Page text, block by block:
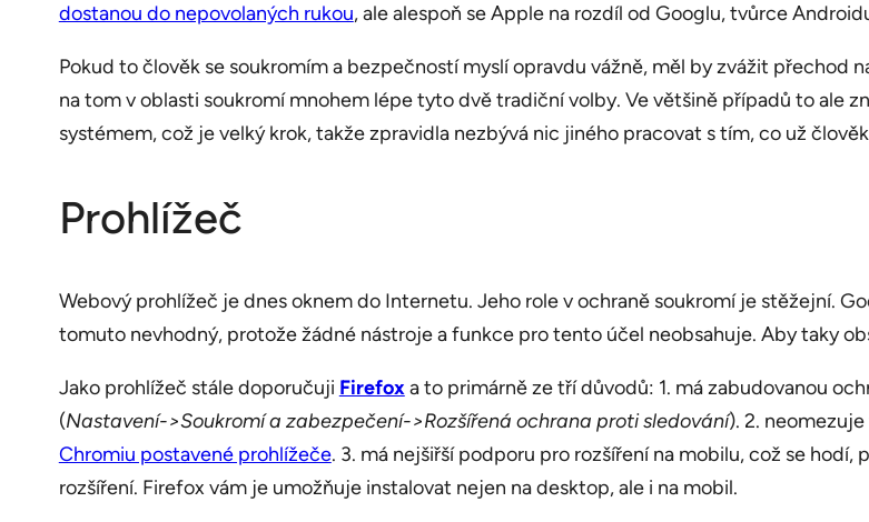
dostanou do nepovolaných rukou, ale alespoň se Apple na rozdíl od Googlu, tvůrce
Pokud to člověk se soukromím a bezpečností myslí opravdu vážně, měl by zvážit přechod
na tom v oblasti soukromí mnohem lépe tyto dvě tradiční volby. Ve většině případů to ale
systémem, což je velký krok, takže zpravidla nezbývá nic jiného pracovat s tím, co už
Prohlížeč
Webový prohlížeč je dnes oknem do Internetu. Jeho role v ochraně soukromí je stěžejní.
tomuto nevhodný, protože žádné nástroje a funkce pro tento účel neobsahuje. Aby taky
Jako prohlížeč stále doporučuji Firefoxa to primárně ze tří důvodů: 1. má zabudovanou
(Nastavení->Soukromí a zabezpečení->Rozšířená ochrana proti sledování). 2.
Chromiu postavené prohlížeče. 3. má nejšiřší podporu pro rozšíření na mobilu, což se
rozšíření. Firefox vám je umožňuje instalovat nejen na desktop, ale i na mobil.